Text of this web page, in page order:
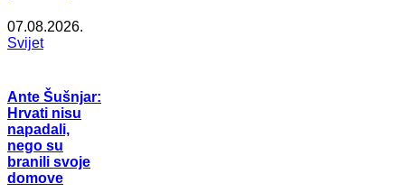
07.08.2026.
Svijet
Ante Šušnjar:
Hrvati nisu
napadali,
nego su
branili svoje
domove